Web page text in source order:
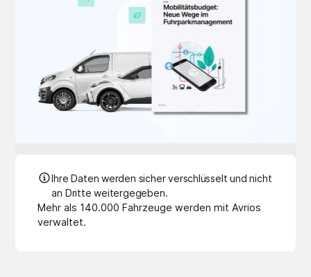
Ihre Daten werden sicher verschlüsselt und nicht
an Dritte weitergegeben.
Mehr als 140.000 Fahrzeuge werden mit Avrios
verwaltet.